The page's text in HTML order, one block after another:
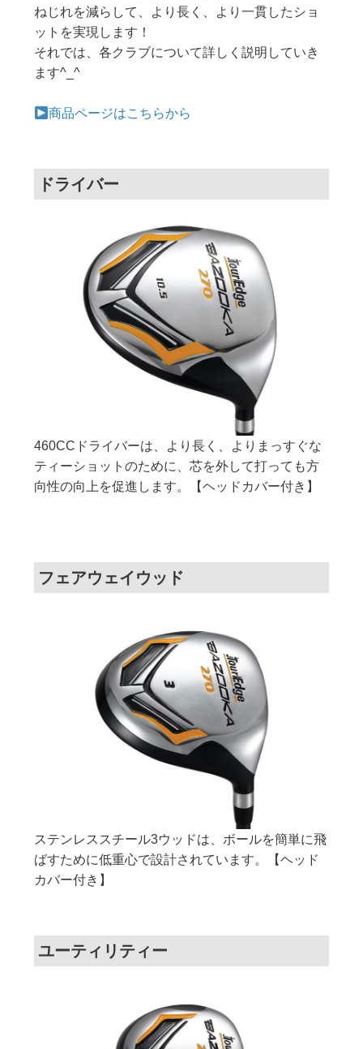
ねじれを減らして、より長く、より一貫したショ
ットを実現します！
それでは、各クラブについて詳しく説明していき
ます^_^
商品ページはこちらから
ドライバー
460CCドライバーは、より長く、よりまっすぐな
ティーショットのために、芯を外して打っても方
向性の向上を促進します。【ヘッドカバー付き】
フェアウェイウッド
ステンレススチール3ウッドは、ボールを簡単に飛
ばすために低重心で設計されています。【ヘッド
カバー付き】
ユーティリティー